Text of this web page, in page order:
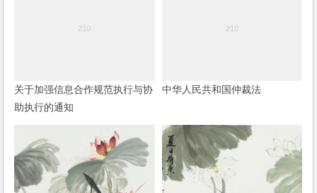
关于加强信息合作规范执行与协
助执行的通知
中华人民共和国仲裁法